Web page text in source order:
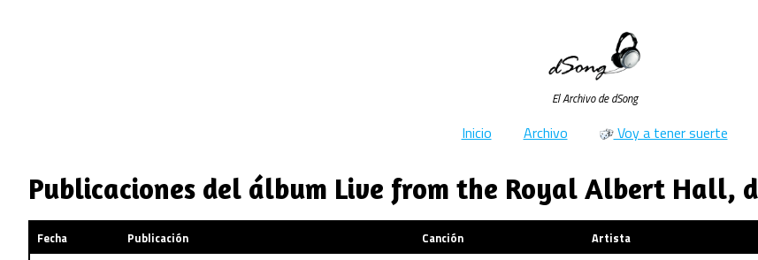
El Archivo de dSong
Inicio Archivo Voy a tener suerte
Publicaciones del álbum Live from the Royal Albert Hall,
Fecha Publicación Canción Artista